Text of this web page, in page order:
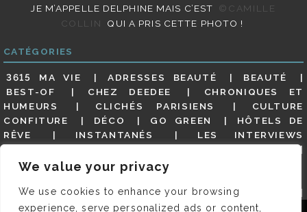
We value your privacy
We use cookies to enhance your browsing
experience, serve personalized ads or content,
JE M’APPELLE DELPHINE MAIS C’EST
©CAMILLE
COLLIN
QUI A PRIS CETTE PHOTO !
CATÉGORIES
3615 MA VIE ADRESSES BEAUTÉ
BEAUTÉ
BEST-OF
CHEZ DEEDEE
CHRONIQUES ET
HUMEURS
CLICHÉS PARISIENS
CULTURE
CONFITURE
DÉCO GO GREEN
HÔTELS DE
RÊVE
INSTANTANÉS
LES INTERVIEWS
MES ADRESSES
MODE NON CLASSÉ
GUIDE
PARIS EN PHOTOS
RESTAURANTS
REVUE DE PRESSE DÉTAILLÉE, SIOU PLAIT